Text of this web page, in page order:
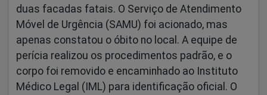
duas facadas fatais. O Serviço de Atendimento
Móvel de Urgência (SAMU) foi acionado, mas
apenas constatou o óbito no local. A equipe de
perícia realizou os procedimentos padrão, e o
corpo foi removido e encaminhado ao Instituto
Médico Legal (IML) para identificação oficial. O